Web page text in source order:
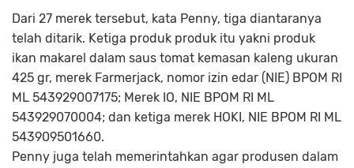
Dari 27 merek tersebut, kata Penny, tiga diantaranya
telah ditarik. Ketiga produk produk itu yakni produk
ikan makarel dalam saus tomat kemasan kaleng ukuran
425 gr, merek Farmerjack, nomor izin edar (NIE) BPOM RI
ML 543929007175; Merek IO, NIE BPOM RI ML
543929070004; dan ketiga merek HOKI, NIE BPOM RI ML
543909501660.
Penny juga telah memerintahkan agar produsen dalam